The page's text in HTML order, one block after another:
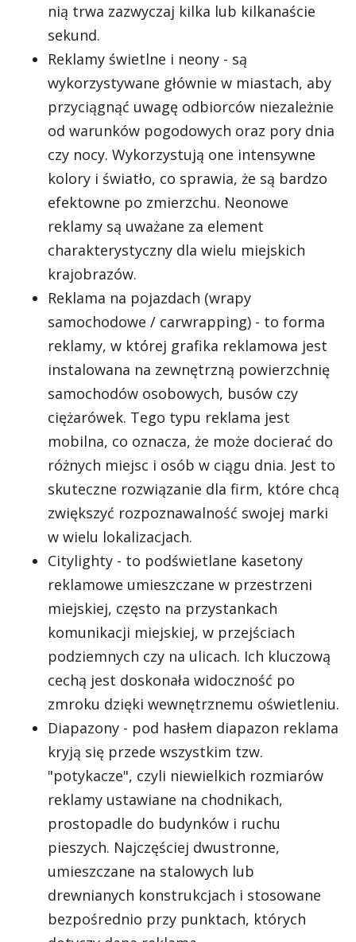
nią trwa zazwyczaj kilka lub kilkanaście
sekund.
Reklamy świetlne i neony - są
wykorzystywane głównie w miastach, aby
przyciągnąć uwagę odbiorców niezależnie
od warunków pogodowych oraz pory dnia
czy nocy. Wykorzystują one intensywne
kolory i światło, co sprawia, że są bardzo
efektowne po zmierzchu. Neonowe
reklamy są uważane za element
charakterystyczny dla wielu miejskich
krajobrazów.
Reklama na pojazdach (wrapy
samochodowe / carwrapping) - to forma
reklamy, w której grafika reklamowa jest
instalowana na zewnętrzną powierzchnię
samochodów osobowych, busów czy
ciężarówek. Tego typu reklama jest
mobilna, co oznacza, że może docierać do
różnych miejsc i osób w ciągu dnia. Jest to
skuteczne rozwiązanie dla firm, które chcą
zwiększyć rozpoznawalność swojej marki
w wielu lokalizacjach.
Citylighty - to podświetlane kasetony
reklamowe umieszczane w przestrzeni
miejskiej, często na przystankach
komunikacji miejskiej, w przejściach
podziemnych czy na ulicach. Ich kluczową
cechą jest doskonała widoczność po
zmroku dzięki wewnętrznemu oświetleniu.
Diapazony - pod hasłem diapazon reklama
kryją się przede wszystkim tzw.
"potykacze", czyli niewielkich rozmiarów
reklamy ustawiane na chodnikach,
prostopadle do budynków i ruchu
pieszych. Najczęściej dwustronne,
umieszczane na stalowych lub
drewnianych konstrukcjach i stosowane
bezpośrednio przy punktach, których